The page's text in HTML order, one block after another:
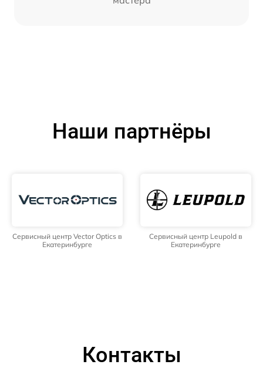
Наши партнёры
Сервисный центр Vector Optics в
Екатеринбурге
Сервисный центр Leupold в
Екатеринбурге
Контакты